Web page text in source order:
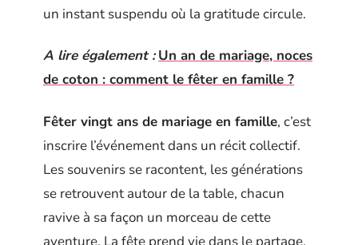
un instant suspendu où la gratitude circule.
A lire également : Un an de mariage, noces
de coton : comment le fêter en famille ?
Fêter vingt ans de mariage en famille, c’est
inscrire l’événement dans un récit collectif.
Les souvenirs se racontent, les générations
se retrouvent autour de la table, chacun
ravive à sa façon un morceau de cette
aventure. La fête prend vie dans le partage,